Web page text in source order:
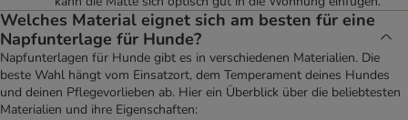
Welches Material eignet sich am besten für eine
Napfunterlage für Hunde?
Napfunterlagen für Hunde gibt es in verschiedenen Materialien. Die
beste Wahl hängt vom Einsatzort, dem Temperament deines Hundes
und deinen Pflegevorlieben ab. Hier ein Überblick über die beliebtesten
Materialien und ihre Eigenschaften: